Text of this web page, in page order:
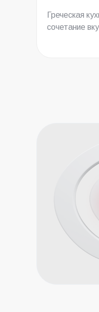
Греческая
сочетание